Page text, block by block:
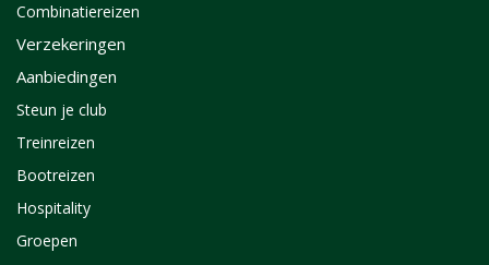
Combinatiereizen
Verzekeringen
Aanbiedingen
Steun je club
Treinreizen
Bootreizen
Hospitality
Groepen